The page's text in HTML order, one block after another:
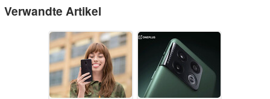
Verwandte Artikel